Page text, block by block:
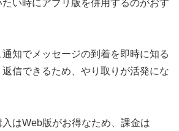
い時にアプリ版を併用するのがおす
知でメッセージの到着を即時に知る
信できるため、やり取りが活発にな
はWeb版がお得なため、課金は